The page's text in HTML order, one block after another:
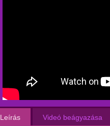
Leírás Videó beágyazása